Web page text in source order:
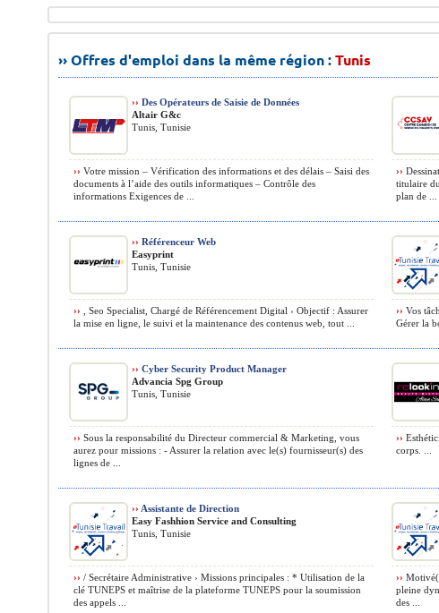
›› Offres d'emploi dans la même région :Tunis
›› Des Opérateurs de Saisie de Données
Altair G&c
Tunis, Tunisie
›› Votre mission – Vérification des informations et des délais – Saisi des
documents à l’aide des outils informatiques – Contrôle des
informations Exigences de ...
››
titulaire
plan de ...
›› Référenceur Web
Easyprint
Tunis, Tunisie
›› , Seo Specialist, Chargé de Référencement Digital › Objectif : Assurer
la mise en ligne, le suivi et la maintenance des contenus web, tout ...
›› Vos
Gérer la
›› Cyber Security Product Manager
Advancia Spg Group
Tunis, Tunisie
›› Sous la responsabilité du Directeur commercial & Marketing, vous
aurez pour missions : - Assurer la relation avec le(s) fournisseur(s) des
lignes de ...
››
corps. ...
›› Assistante de Direction
Easy Fashhion Service and Consulting
Tunis, Tunisie
›› / Secrétaire Administrative › Missions principales : * Utilisation de la
clé TUNEPS et maîtrise de la plateforme TUNEPS pour la soumission
des appels ...
››
pleine
des ...